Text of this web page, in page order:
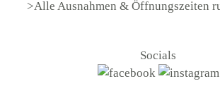
>Alle Ausnahmen & Öffnungszeiten
Socials